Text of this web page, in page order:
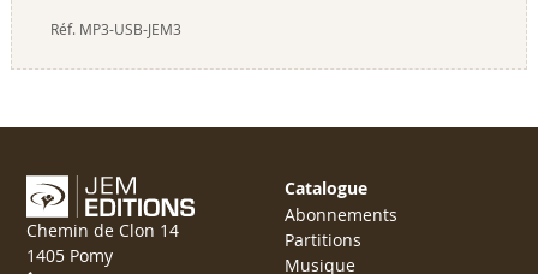
Réf. MP3-USB-JEM3
Chemin de Clon 14
1405 Pomy
Catalogue
Abonnements
Partitions
Musique